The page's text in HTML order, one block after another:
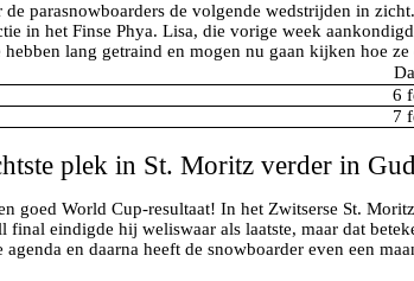
parasnowboarders de volgende wedstrijden in
in het Finse Phya. Lisa, die vorige week
lang getraind en mogen nu gaan kijken hoe
6
7
plek in St. Moritz verder in
goed World Cup-resultaat! In het Zwitserse St.
final eindigde hij weliswaar als laatste, maar dat
en daarna heeft de snowboarder even een